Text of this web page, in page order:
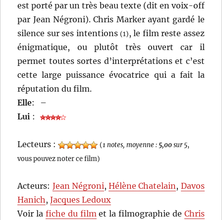
est porté par un très beau texte (dit en voix-off
par Jean Négroni). Chris Marker ayant gardé le
silence sur ses intentions (1), le film reste assez
énigmatique, ou plutôt très ouvert car il
permet toutes sortes d’interprétations et c’est
cette large puissance évocatrice qui a fait la
réputation du film.
Elle:
–
Lui :
Lecteurs : (1 notes, moyenne : 5,00sur 5,
vous pouvez noter ce film)
Acteurs: Jean Négroni,Hélène Chatelain, Davos
Hanich,Jacques Ledoux
Voir la fiche du filmet la filmographie de Chris